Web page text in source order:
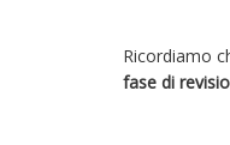
Ricordiamo
fase di